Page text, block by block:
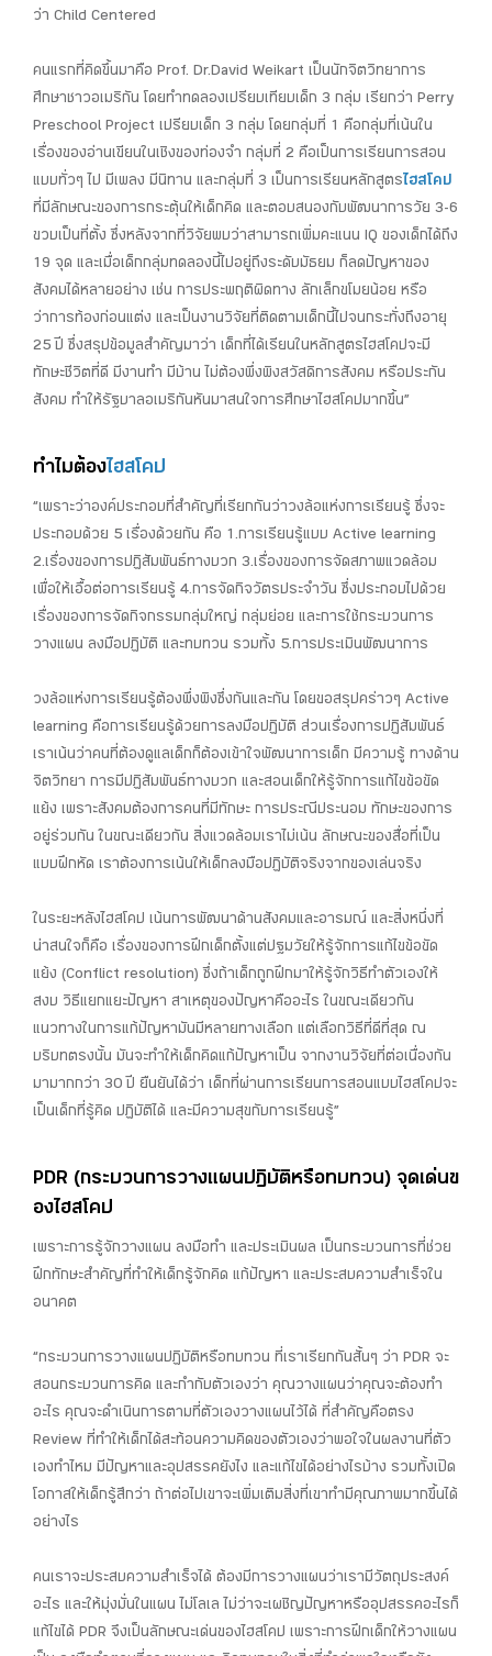
ว่า Child Centered
คนแรกที่คิดขึ้นมาคือ Prof. Dr.David Weikart เป็นนักจิตวิทยาการ
ศึกษาชาวอเมริกัน โดยทำทดลองเปรียบเทียบเด็ก 3 กลุ่ม เรียกว่า Perry
Preschool Project เปรียบเด็ก 3 กลุ่ม โดยกลุ่มที่ 1 คือกลุ่มที่เน้นใน
เรื่องของอ่านเขียนในเชิงของท่องจำ กลุ่มที่ 2 คือเป็นการเรียนการสอน
แบบทั่วๆ ไป มีเพลง มีนิทาน และกลุ่มที่ 3 เป็นการเรียนหลักสูตรไฮสโคป
ที่มีลักษณะของการกระตุ้นให้เด็กคิด และตอบสนองกับพัฒนาการวัย 3-6
ขวบเป็นที่ตั้ง ซึ่งหลังจากที่วิจัยพบว่าสามารถเพิ่มคะแนน IQ ของเด็กได้ถึง
19 จุด และเมื่อเด็กกลุ่มทดลองนี้ไปอยู่ถึงระดับมัธยม ก็ลดปัญหาของ
สังคมได้หลายอย่าง เช่น การประพฤติผิดทาง ลักเล็กขโมยน้อย หรือ
ว่าการท้องก่อนแต่ง และเป็นงานวิจัยที่ติดตามเด็กนี้ไปจนกระทั่งถึงอายุ
25 ปี ซึ่งสรุปข้อมูลสำคัญมาว่า เด็กที่ได้เรียนในหลักสูตรไฮสโคปจะมี
ทักษะชีวิตที่ดี มีงานทำ มีบ้าน ไม่ต้องพึ่งพิงสวัสดิการสังคม หรือประกัน
สังคม ทำให้รัฐบาลอเมริกันหันมาสนใจการศึกษาไฮสโคปมากขึ้น”
ทำไมต้องไฮสโคป
“เพราะว่าองค์ประกอบที่สำคัญที่เรียกกันว่าวงล้อแห่งการเรียนรู้ ซึ่งจะ
ประกอบด้วย 5 เรื่องด้วยกัน คือ 1.การเรียนรู้แบบ Active learning
2.เรื่องของการปฏิสัมพันธ์ทางบวก 3.เรื่องของการจัดสภาพแวดล้อม
เพื่อให้เอื้อต่อการเรียนรู้ 4.การจัดกิจวัตรประจำวัน ซึ่งประกอบไปด้วย
เรื่องของการจัดกิจกรรมกลุ่มใหญ่ กลุ่มย่อย และการใช้กระบวนการ
วางแผน ลงมือปฏิบัติ และทบทวน รวมทั้ง 5.การประเมินพัฒนาการ
วงล้อแห่งการเรียนรู้ต้องพึ่งพิงซึ่งกันและกัน โดยขอสรุปคร่าวๆ Active
learning คือการเรียนรู้ด้วยการลงมือปฏิบัติ ส่วนเรื่องการปฏิสัมพันธ์
เราเน้นว่าคนที่ต้องดูแลเด็กก็ต้องเข้าใจพัฒนาการเด็ก มีความรู้ ทางด้าน
จิตวิทยา การมีปฏิสัมพันธ์ทางบวก และสอนเด็กให้รู้จักการแก้ไขข้อขัด
แย้ง เพราะสังคมต้องการคนที่มีทักษะ การประณีประนอม ทักษะของการ
อยู่ร่วมกัน ในขณะเดียวกัน สิ่งแวดล้อมเราไม่เน้น ลักษณะของสื่อที่เป็น
แบบฝึกหัด เราต้องการเน้นให้เด็กลงมือปฏิบัติจริงจากของเล่นจริง
ในระยะหลังไฮสโคป เน้นการพัฒนาด้านสังคมและอารมณ์ และสิ่งหนึ่งที่
น่าสนใจก็คือ เรื่องของการฝึกเด็กตั้งแต่ปฐมวัยให้รู้จักการแก้ไขข้อขัด
แย้ง (Conflict resolution) ซึ่งถ้าเด็กถูกฝึกมาให้รู้จักวิธีทำตัวเองให้
สงบ วิธีแยกแยะปัญหา สาเหตุของปัญหาคืออะไร ในขณะเดียวกัน
แนวทางในการแก้ปัญหามันมีหลายทางเลือก แต่เลือกวิธีที่ดีที่สุด ณ
บริบทตรงนั้น มันจะทำให้เด็กคิดแก้ปัญหาเป็น จากงานวิจัยที่ต่อเนื่องกัน
มามากกว่า 30 ปี ยืนยันได้ว่า เด็กที่ผ่านการเรียนการสอนแบบไฮสโคปจะ
เป็นเด็กที่รู้คิด ปฏิบัติได้ และมีความสุขกับการเรียนรู้”
PDR (กระบวนการวางแผนปฏิบัติหรือทบทวน) จุดเด่นข
องไฮสโคป
เพราะการรู้จักวางแผน ลงมือทำ และประเมินผล เป็นกระบวนการที่ช่วย
ฝึกทักษะสำคัญที่ทำให้เด็กรู้จักคิด แก้ปัญหา และประสบความสำเร็จใน
อนาคต
“กระบวนการวางแผนปฏิบัติหรือทบทวน ที่เราเรียกกันสั้นๆ ว่า PDR จะ
สอนกระบวนการคิด และกำกับตัวเองว่า คุณวางแผนว่าคุณจะต้องทำ
อะไร คุณจะดำเนินการตามที่ตัวเองวางแผนไว้ได้ ที่สำคัญคือตรง
Review ที่ทำให้เด็กได้สะท้อนความคิดของตัวเองว่าพอใจในผลงานที่ตัว
เองทำไหม มีปัญหาและอุปสรรคยังไง และแก้ไขได้อย่างไรบ้าง รวมทั้งเปิด
โอกาสให้เด็กรู้สึกว่า ถ้าต่อไปเขาจะเพิ่มเติมสิ่งที่เขาทำมีคุณภาพมากขึ้นได้
อย่างไร
คนเราจะประสบความสำเร็จได้ ต้องมีการวางแผนว่าเรามีวัตถุประสงค์
อะไร และให้มุ่งมั่นในแผน ไม่โลเล ไม่ว่าจะเผชิญปัญหาหรืออุปสรรคอะไรก็
แก้ไขได้ PDR จึงเป็นลักษณะเด่นของไฮสโคป เพราะการฝึกเด็กให้วางแผน